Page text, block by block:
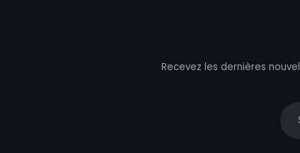
Recevez les dernières